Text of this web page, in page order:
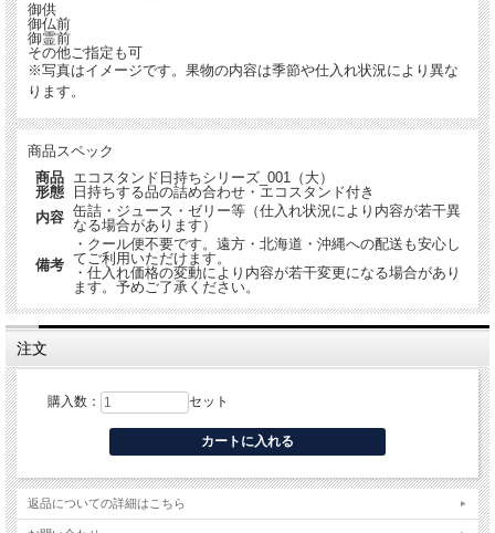
届いたそのまま祭壇に飾れるエコスタンド
すべてリサイクル可能なオリジナルダンボール製のエコスタンドを採用。高さと存
在感が生まれ、法要の祭壇・会場に飾った際の見栄えが際立ちます。法要後の廃棄
も安心です。
対でのお供えや、ご予算・ご要望に合わせたアレンジも承ります。お気軽にご相談
ください。
２対でのお供えも承ります
祭壇への２対置きや、ご予算・ご要望に合わせたアレンジも対応いたします。お気
軽にご相談ください。
電話：093-382-3003 メール：info@ikado.co.jp
格式ある存在感と、受け取る方への実用的な想いやりを一箱に──。
御供
御仏前
御霊前
その他ご指定も可
※写真はイメージです。果物の内容は季節や仕入れ状況により異な
ります。
商品スペック
商品
形態
エコスタンド日持ちシリーズ_001（大）
日持ちする品の詰め合わせ・エコスタンド付き
内容 缶詰・ジュース・ゼリー等（仕入れ状況により内容が若干異
なる場合があります）
備考
・クール便不要です。遠方・北海道・沖縄への配送も安心し
てご利用いただけます。
・仕入れ価格の変動により内容が若干変更になる場合があり
ます。予めご了承ください。
注文
購入数： セット
返品についての詳細はこちら